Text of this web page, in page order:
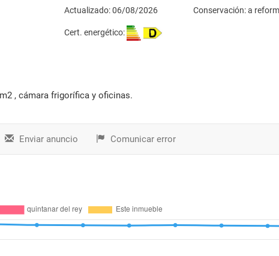
Actualizado: 06/08/2026 Conservación: a
Cert. energético:
, cámara frigorífica y oficinas.
Enviar anuncio Comunicar error